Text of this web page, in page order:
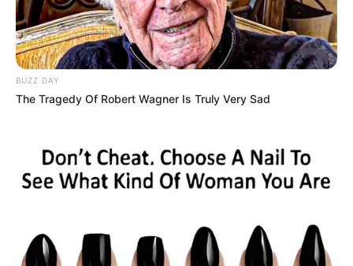
BUZZ DAY
The Tragedy Of Robert Wagner Is Truly Very Sad